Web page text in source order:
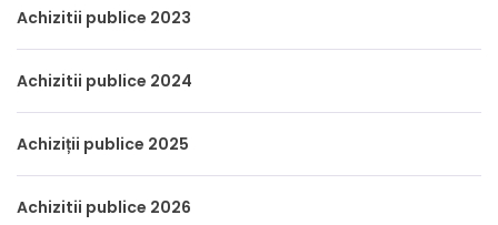
Achizitii publice 2023
Achizitii publice 2024
Achiziții publice 2025
Achizitii publice 2026